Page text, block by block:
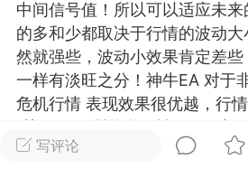
Lv.9 神隐会员 靓号
17:09
电脑端 趋势
2024年 狼行天下A03.01软
EA 增加货币版EA
写评论
中间信号值！所以可以适应未
的多和少都取决于行情的波动
然就强些，波动小效果肯定差
一样有淡旺之分！神牛EA 对于
危机行情 表现效果很优越，行
[关于EA回测的有效性] 不少朋
了解，在这里我简单的说一下